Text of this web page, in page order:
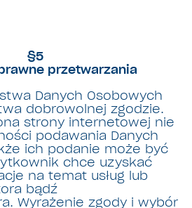
§5
przetwarzania
Danych Osobowych
dobrowolnej zgodzie.
strony internetowej nie
podawania Danych
ich podanie może być
chce uzyskać
na temat usług lub
bądź
Wyrażenie zgody i wybór